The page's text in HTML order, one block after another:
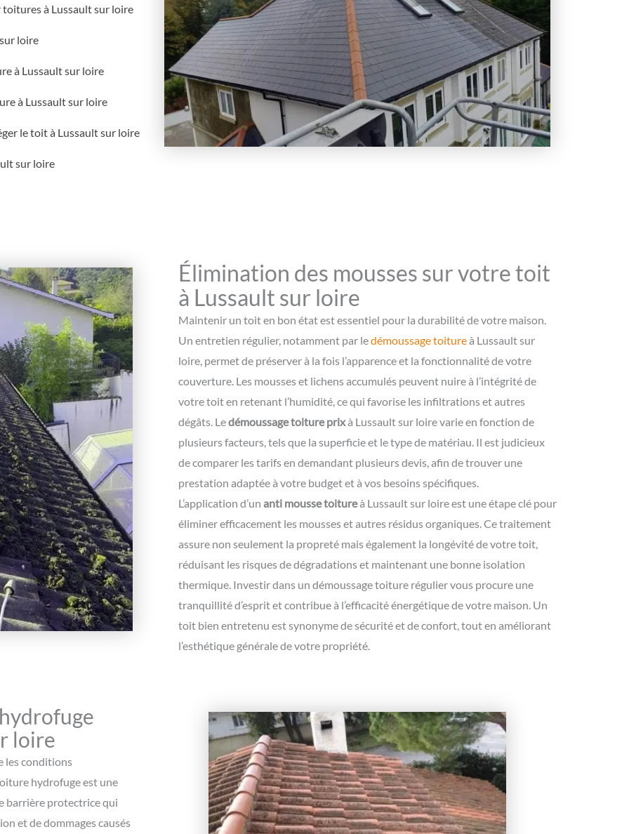
à Lussault sur loire
loire
à Lussault sur loire
à Lussault sur loire
le toit à Lussault sur loire
sur loire
Élimination des mousses sur votre toit
à Lussault sur loire
Maintenir un toit en bon état est essentiel pour la durabilité de votre maison.
Un entretien régulier, notamment par ledémoussage toitureà Lussault sur
loire, permet de préserver à la fois l’apparence et la fonctionnalité de votre
couverture. Les mousses et lichens accumulés peuvent nuire à l’intégrité de
votre toit en retenant l’humidité, ce qui favorise les infiltrations et autres
dégâts. Ledémoussage toiture prixà Lussault sur loire varie en fonction de
plusieurs facteurs, tels que la superficie et le type de matériau. Il est judicieux
de comparer les tarifs en demandant plusieurs devis, afin de trouver une
prestation adaptée à votre budget et à vos besoins spécifiques.
L’application d’un anti mousse toitureà Lussault sur loire est une étape clé pour
éliminer efficacement les mousses et autres résidus organiques. Ce traitement
assure non seulement la propreté mais également la longévité de votre toit,
réduisant les risques de dégradations et maintenant une bonne isolation
thermique. Investir dans un démoussage toiture régulier vous procure une
tranquillité d’esprit et contribue à l’efficacité énergétique de votre maison. Un
toit bien entretenu est synonyme de sécurité et de confort, tout en améliorant
l’esthétique générale de votre propriété.
loire
les conditions
hydrofuge est une
barrière protectrice qui
et de dommages causés